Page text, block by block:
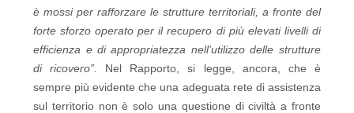
è mossi per rafforzare le strutture territoriali, a fronte del
forte sforzo operato per il recupero di più elevati livelli di
efficienza e di appropriatezza nell’utilizzo delle strutture
di ricovero”. Nel Rapporto, si legge, ancora, che è
sempre più evidente che una adeguata rete di assistenza
sul territorio non è solo una questione di civiltà a fronte